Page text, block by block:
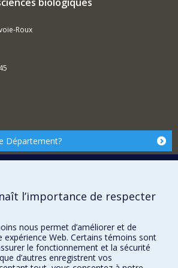
de microbiologie, de biologie
et de séquençage, ainsi que sur diverses
bactériennes et végétales.
Roux
Département?
DES SCIENCES
l’importance de respecter
nous permet d’améliorer et de
expérience Web. Certains témoins sont
le fonctionnement et la sécurité
d’autres enregistrent vos